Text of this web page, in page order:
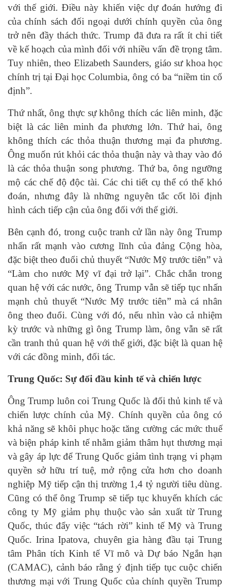
với thế giới. Điều này khiến việc dự đoán hướng đi
của chính sách đối ngoại dưới chính quyền của ông
trở nên đầy thách thức. Trump đã đưa ra rất ít chi tiết
về kế hoạch của mình đối với nhiều vấn đề trọng tâm.
Tuy nhiên, theo Elizabeth Saunders, giáo sư khoa học
chính trị tại Đại học Columbia, ông có ba “niềm tin cố
định”.
Thứ nhất, ông thực sự không thích các liên minh, đặc
biệt là các liên minh đa phương lớn. Thứ hai, ông
không thích các thỏa thuận thương mại đa phương.
Ông muốn rút khỏi các thỏa thuận này và thay vào đó
là các thỏa thuận song phương. Thứ ba, ông ngưỡng
mộ các chế độ độc tài. Các chi tiết cụ thể có thể khó
đoán, nhưng đây là những nguyên tắc cốt lõi định
hình cách tiếp cận của ông đối với thế giới.
Bên cạnh đó, trong cuộc tranh cử lần này ông Trump
nhấn rất mạnh vào cương lĩnh của đảng Cộng hòa,
đặc biệt theo đuổi chủ thuyết “Nước Mỹ trước tiên” và
“Làm cho nước Mỹ vĩ đại trở lại”. Chắc chắn trong
quan hệ với các nước, ông Trump vẫn sẽ tiếp tục nhấn
mạnh chủ thuyết “Nước Mỹ trước tiên” mà cá nhân
ông theo đuổi. Cùng với đó, nếu nhìn vào cả nhiệm
kỳ trước và những gì ông Trump làm, ông vẫn sẽ rất
cần tranh thủ quan hệ với thế giới, đặc biệt là quan hệ
với các đồng minh, đối tác.
Trung Quốc: Sự đối đầu kinh tế và chiến lược
Ông Trump luôn coi Trung Quốc là đối thủ kinh tế và
chiến lược chính của Mỹ. Chính quyền của ông có
khả năng sẽ khôi phục hoặc tăng cường các mức thuế
và biện pháp kinh tế nhằm giảm thâm hụt thương mại
và gây áp lực để Trung Quốc giảm tình trạng vi phạm
quyền sở hữu trí tuệ, mở rộng cửa hơn cho doanh
nghiệp Mỹ tiếp cận thị trường 1,4 tỷ người tiêu dùng.
Cũng có thể ông Trump sẽ tiếp tục khuyến khích các
công ty Mỹ giảm phụ thuộc vào sản xuất từ Trung
Quốc, thúc đẩy việc “tách rời” kinh tế Mỹ và Trung
Quốc. Irina Ipatova, chuyên gia hàng đầu tại Trung
tâm Phân tích Kinh tế Vĩ mô và Dự báo Ngắn hạn
(CAMAC), cảnh báo rằng ý định tiếp tục cuộc chiến
thương mại với Trung Quốc của chính quyền Trump